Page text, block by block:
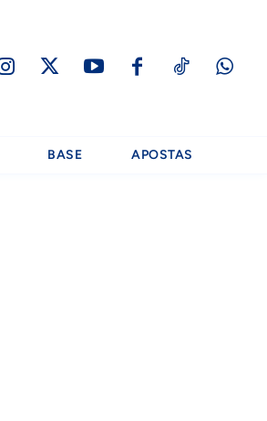
BASE APOSTAS